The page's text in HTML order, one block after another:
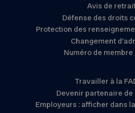
Avis de
Défense des droits
Protection des
Changement
Numéro de membre
Travailler à la
Devenir partenaire de
Employeurs : afficher dans